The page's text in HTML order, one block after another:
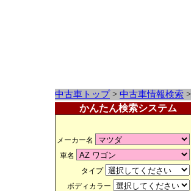
中古車トップ> 中古車情報検索
かんたん検索システム
メーカー名
車名
タイプ
ボディカラー